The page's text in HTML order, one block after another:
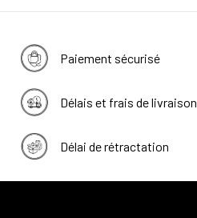
Paiement sécurisé
Délais et frais de livraison
Délai de rétractation